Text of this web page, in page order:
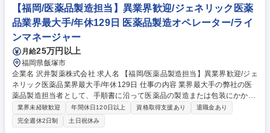
【福岡/医薬品製造担当】異業界歓迎/ジェネリック医薬
品業界最大手/年休129日 医薬品製造オペレーター/ライ
ンマネージャー
月給25万円以上
福岡県飯塚市
企業名 沢井製薬株式会社 求人名 【福岡/医薬品製造担当】異業界歓迎/ジェ
ネリック医薬品業界最大手/年休129日 仕事の内容 業界最大手の弊社の医
薬品製造担当者として、手順書に沿って医薬品の製造または包装にかかわ
る機械操作をお願いします。クリーンルーム内での作業となり、衛生的な
環境でお仕事していただけます。 【入社後について】 入社後は約半年に
わたり研修を実施します。入社前の段階では専門的な知識は不要です。医
業界未経験歓迎 年間休日120日以上 資格取得支援あり
退職金あり
完全週休2日制
土日祝休み